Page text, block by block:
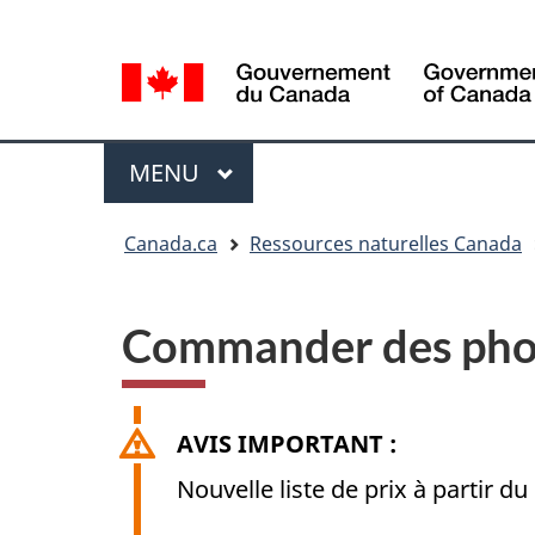
de
la
langue
selection
Menu
MENU PRINCIPAL
Canada.ca Ressources naturelles Canada
Commander des
AVIS IMPORTANT :
Nouvelle liste de prix à partir du